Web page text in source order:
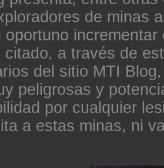
de minas
oportuno
citado, a través de
del sitio MTI
peligrosas y
por cualquier
a estas minas, ni